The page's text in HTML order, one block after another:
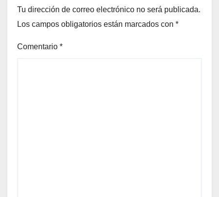
Tu dirección de correo electrónico no será publicada.
Los campos obligatorios están marcados con *
Comentario *